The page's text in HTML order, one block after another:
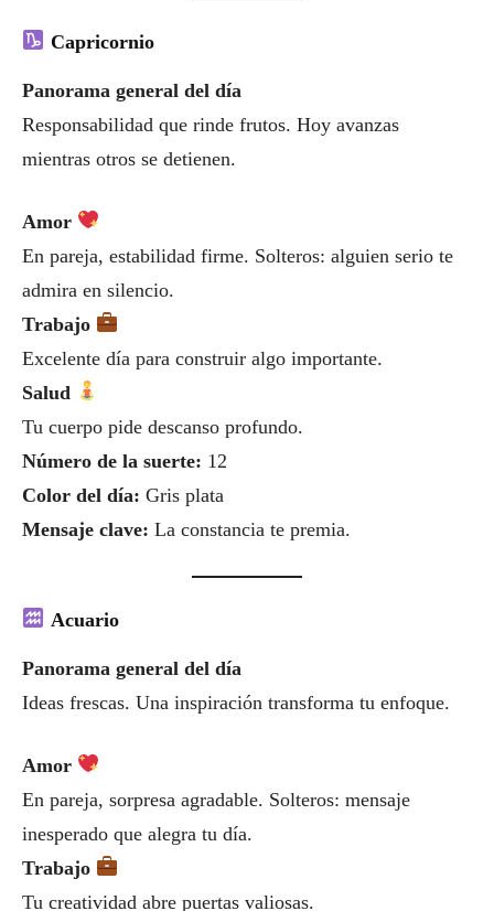
Capricornio
Panorama general del día
Responsabilidad que rinde frutos. Hoy avanzas
mientras otros se detienen.
Amor
En pareja, estabilidad firme. Solteros: alguien serio te
admira en silencio.
Trabajo
Excelente día para construir algo importante.
Salud
Tu cuerpo pide descanso profundo.
Número de la suerte: 12
Color del día: Gris plata
Mensaje clave: La constancia te premia.
Acuario
Panorama general del día
Ideas frescas. Una inspiración transforma tu enfoque.
Amor
En pareja, sorpresa agradable. Solteros: mensaje
inesperado que alegra tu día.
Trabajo
Tu creatividad abre puertas valiosas.